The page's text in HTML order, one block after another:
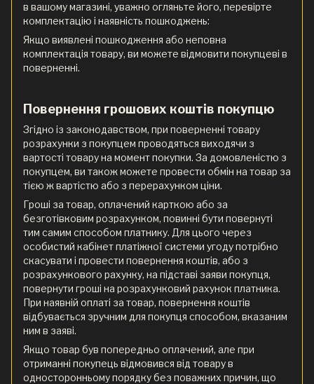
в вашому магазині, уважно огляньте його, перевірте
комплектацію і наявність пошкоджень:
Якщо виявлені пошкодження або неповна
комплектація товару, ви можете відмовити покупцеві в
поверненні.
Повернення грошових коштів покупцю
Згідно із законодавством, при поверненні товару
розрахунки з покупцем проводяться виходячи з
вартості товару на момент покупки. За домовленістю з
покупцем, ви також можете провести обмін на товар за
тією ж вартістю або з перерахунком ціни.
Гроші за товар, оплачений карткою або за
безготівковим розрахунком, повинні бути повернуті
тим самим способом платнику. Для цього через
особистий кабінет платіжної системи угоду потрібно
скасувати і провести повернення коштів, або з
розрахункового рахунку, на підставі заяви покупця,
повернути гроші на розрахунковий рахунок платника.
При наявній оплаті за товар, повернення коштів
відбувається зручним для покупця способом, вказаним
ним в заяві.
Якщо товар був попередньо оплачений, але при
отриманні покупець відмовився від товару в
односторонньому порядку без поважних причин, що